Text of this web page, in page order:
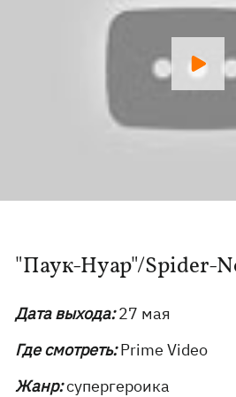
"Паук-Нуар"/Spider-
Дата выхода:27 мая
Где смотреть:Prime Video
Жанр:супергероика